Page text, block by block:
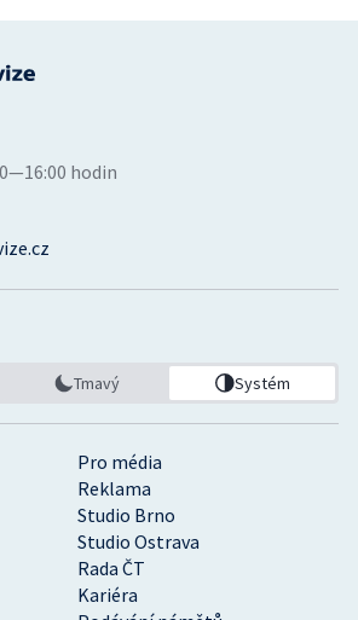
Pro média
Reklama
Studio Brno
Studio Ostrava
Rada ČT
Kariéra
hodin
Tmavý Systém